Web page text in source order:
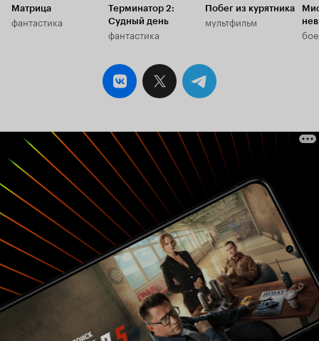
Матрица
фантастика
Терминатор 2:
Судный день
фантастика
Побег из курятника
мультфильм